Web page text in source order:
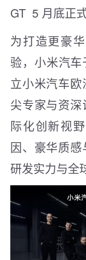
GT 5 月底正
为打造更豪
验，小米汽
立小米汽车
尖专家与资
际化创新视
因、豪华质
研发实力与全